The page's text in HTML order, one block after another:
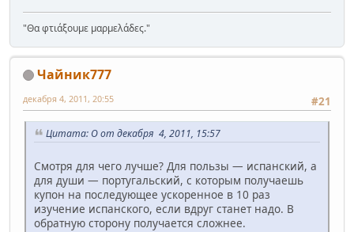
"Θα φτιάξουμε μαρμελάδες."
Чайник777
#21
декабря 4, 2011, 20:55
Цитата: O от декабря 4, 2011, 15:57
Смотря для чего лучше? Для пользы — испанский, а
для души — португальский, с которым получаешь
купон на последующее ускоренное в 10 раз
изучение испанского, если вдруг станет надо. В
обратную сторону получается сложнее.